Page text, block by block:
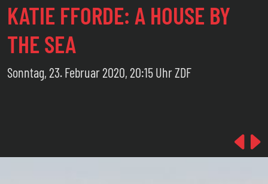
KATIE FFORDE: A HOUSE BY
THE SEA
Sonntag, 23. Februar 2020, 20:15 Uhr ZDF